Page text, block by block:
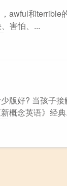
awful和terrible
害怕、...
版好? 当孩子
概念英语》经典